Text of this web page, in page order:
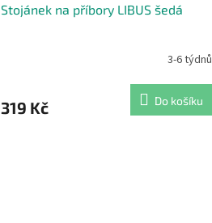
Stojánek na příbory LIBUS šedá
3-6 týdnů
319 Kč Do košíku